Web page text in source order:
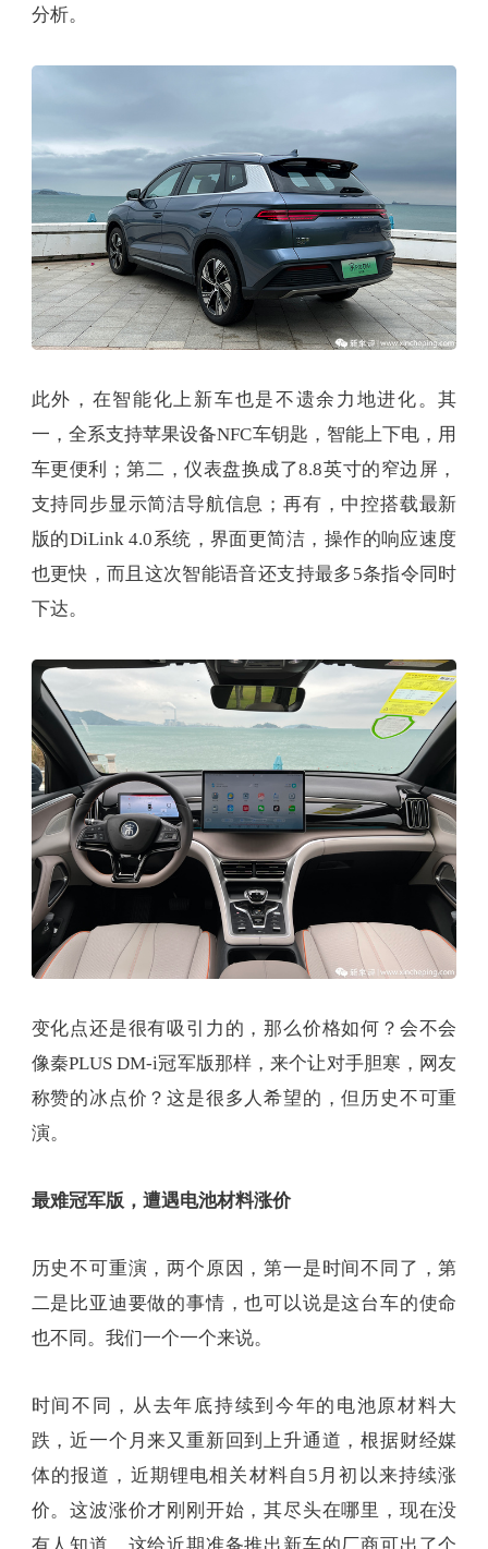
分析。
此外，在智能化上新车也是不遗余力地进化。其
一，全系支持苹果设备NFC车钥匙，智能上下电，用
车更便利；第二，仪表盘换成了8.8英寸的窄边屏，
支持同步显示简洁导航信息；再有，中控搭载最新
版的DiLink 4.0系统，界面更简洁，操作的响应速度
也更快，而且这次智能语音还支持最多5条指令同时
下达。
变化点还是很有吸引力的，那么价格如何？会不会
像秦PLUS DM-i冠军版那样，来个让对手胆寒，网友
称赞的冰点价？这是很多人希望的，但历史不可重
演。
最难冠军版，遭遇电池材料涨价
历史不可重演，两个原因，第一是时间不同了，第
二是比亚迪要做的事情，也可以说是这台车的使命
也不同。我们一个一个来说。
时间不同，从去年底持续到今年的电池原材料大
跌，近一个月来又重新回到上升通道，根据财经媒
体的报道，近期锂电相关材料自5月初以来持续涨
价。这波涨价才刚刚开始，其尽头在哪里，现在没